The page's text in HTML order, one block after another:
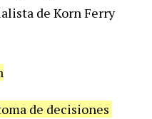
de Korn Ferry
de decisiones